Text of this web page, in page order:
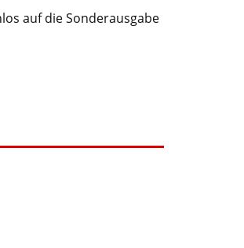
auf die Sonderausgabe